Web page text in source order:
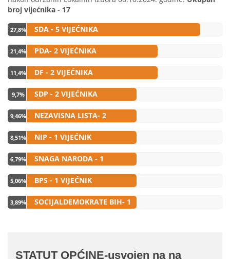
broj vijećnika - 17
27,8% SDA - 5 VIJEĆNIKA
21,4% PDA- 2 VIJEĆNIKA
11,4% DF - 2 VIJEĆNIKA
9,7% SDP - 2 VIJEĆNIKA
9,46%
NEZAVISNA LISTA- 2
8,51% NIP - 1 VIJEĆNIK
6,79%
SNAGA NARODA - 1
5,06% BPS - 1 VIJEĆNIK
3,89%
SOCIJALDEMOKRATE BIH- 1
STATUT OPĆINE-usvojen na na